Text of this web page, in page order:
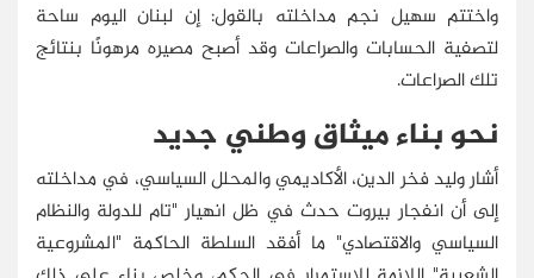
واختتم سهيل نجم مداخلته بالقول: إن لبنان اليوم ساحة
لتصفية الحسابات والصراعات وقد أصبح مصيره مرهونًا بنتائج
تلك الصراعات.
نحو بناء ميثاق وطني جديد
أشار وليد فخر الدين، الأكاديمي والمحلل السياسي، في مداخلته
إلى أن انفجار بيروت حدث في ظل انهيار "تام للدولة والنظام
السياسي والاقتصادي" ما أفقد السلطة الحاكمة "المشروعية